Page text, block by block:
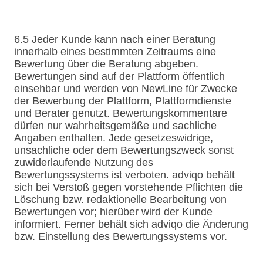
6.5 Jeder Kunde kann nach einer Beratung
innerhalb eines bestimmten Zeitraums eine
Bewertung über die Beratung abgeben.
Bewertungen sind auf der Plattform öffentlich
einsehbar und werden von NewLine für Zwecke
der Bewerbung der Plattform, Plattformdienste
und Berater genutzt. Bewertungskommentare
dürfen nur wahrheitsgemäße und sachliche
Angaben enthalten. Jede gesetzeswidrige,
unsachliche oder dem Bewertungszweck sonst
zuwiderlaufende Nutzung des
Bewertungssystems ist verboten. adviqo behält
sich bei Verstoß gegen vorstehende Pflichten die
Löschung bzw. redaktionelle Bearbeitung von
Bewertungen vor; hierüber wird der Kunde
informiert. Ferner behält sich adviqo die Änderung
bzw. Einstellung des Bewertungssystems vor.